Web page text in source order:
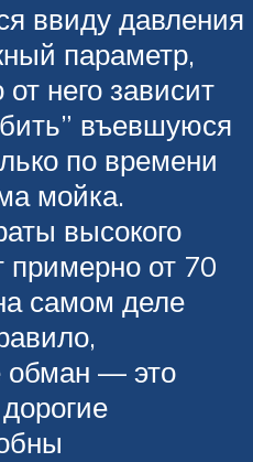
ввиду давления
параметр,
него зависит
въевшуюся
по времени
мойка.
высокого
от 70
самом деле
обман — это